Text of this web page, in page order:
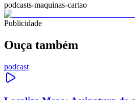
podcasts-maquinas-cartao
Publicidade
Ouça também
podcast